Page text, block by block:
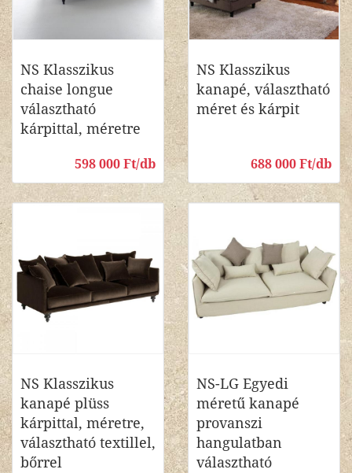
NS Klasszikus
chaise longue
választható
kárpittal, méretre
598 000 Ft/db
NS Klasszikus
kanapé, választható
méret és kárpit
688 000 Ft/db
NS Klasszikus
kanapé plüss
kárpittal, méretre,
választható textillel,
bőrrel
NS-LG Egyedi
méretű kanapé
provanszi
hangulatban
választható